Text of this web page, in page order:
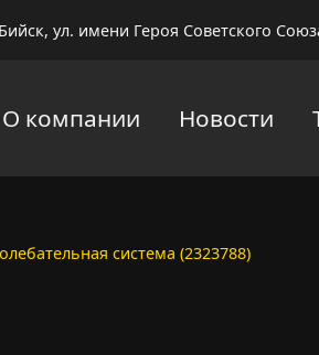
ул. имени Героя Советского
О компании Новости
система (2323788)